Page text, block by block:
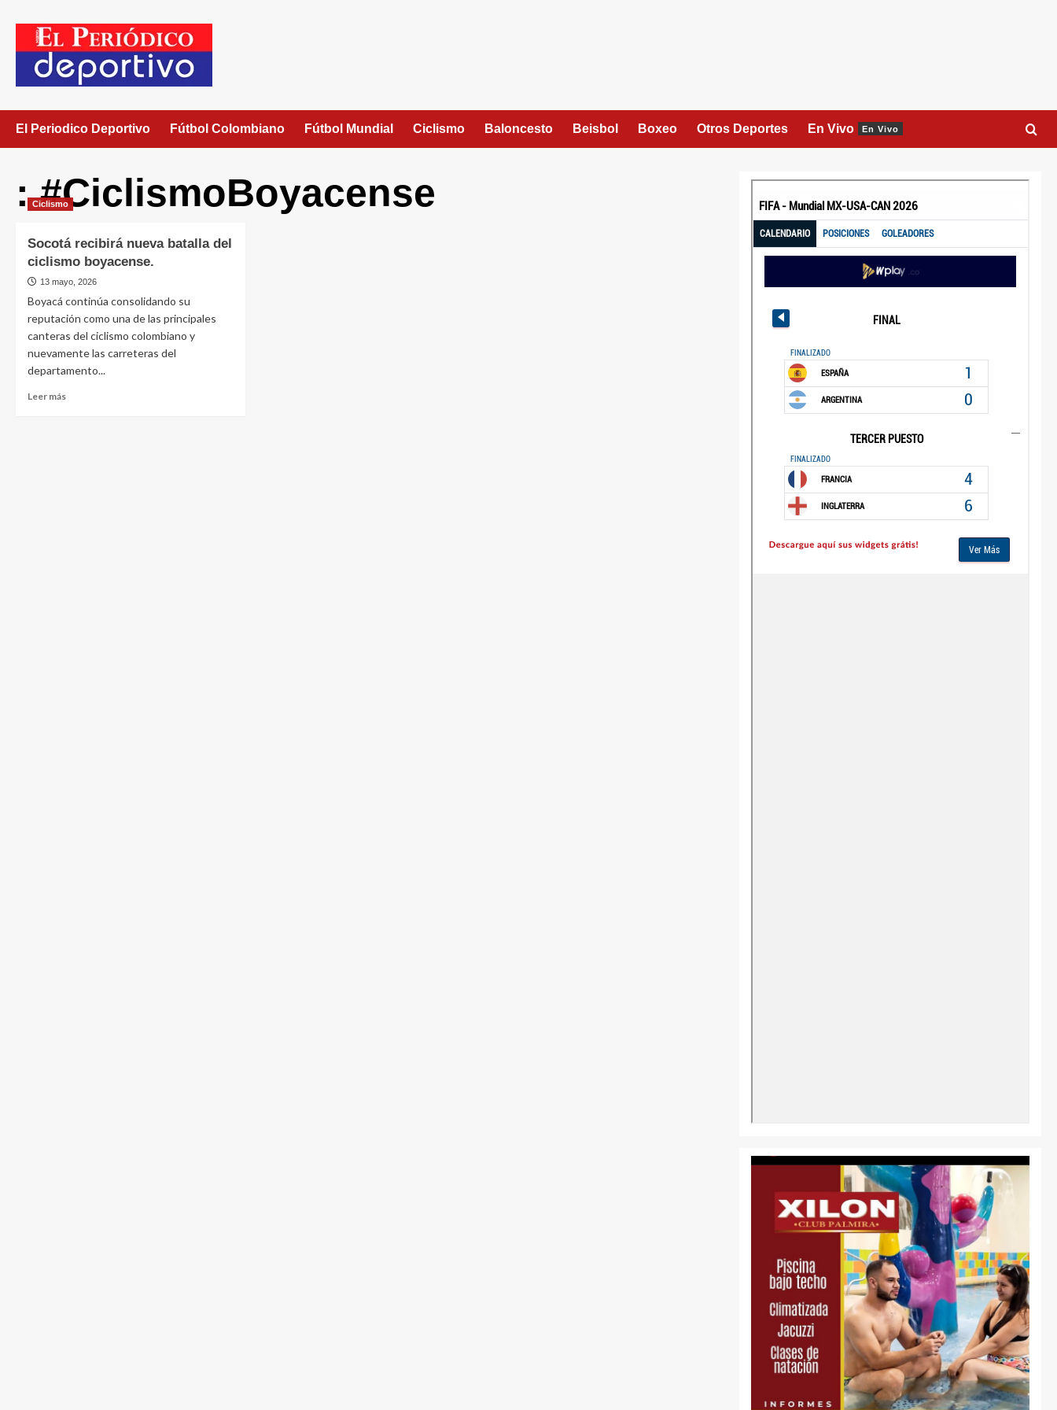
El Periodico Deportivo Fútbol Colombiano Fútbol Mundial Ciclismo Baloncesto Beisbol Boxeo Otros Deportes En Vivo En Vivo
: #CiclismoBoyacense
Ciclismo
Socotá recibirá nueva batalla del
ciclismo boyacense.
13 mayo, 2026
Boyacá continúa consolidando su
reputación como una de las principales
canteras del ciclismo colombiano y
nuevamente las carreteras del
departamento...
Leer más